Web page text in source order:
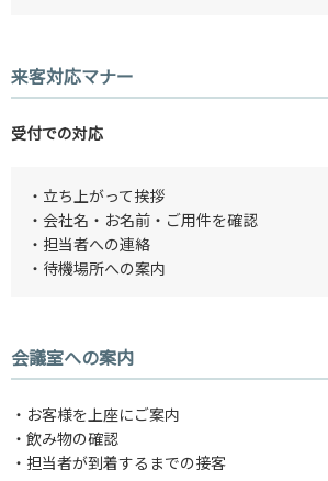
来客対応マナー
受付での対応
・立ち上がって挨拶
・会社名・お名前・ご用件を確認
・担当者への連絡
・待機場所への案内
会議室への案内
・お客様を上座にご案内
・飲み物の確認
・担当者が到着するまでの接客